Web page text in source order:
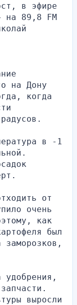
в эфире
на 89,8 FM
на Дону
когда
в -1
от
очень
как
был
заморозков,
выросли